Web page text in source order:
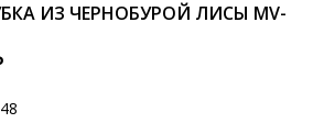
ИЗ ЧЕРНОБУРОЙ ЛИСЫ MV-
48